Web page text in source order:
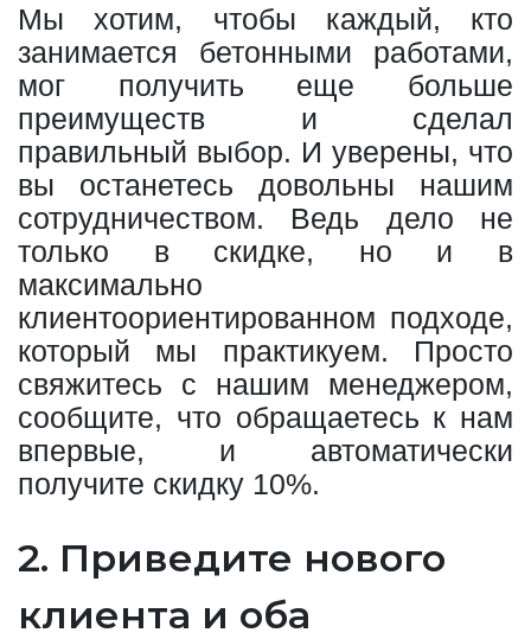
Мы хотим, чтобы каждый, кто
занимается бетонными работами,
мог получить еще больше
преимуществ и сделал
правильный выбор. И уверены, что
вы останетесь довольны нашим
сотрудничеством. Ведь дело не
только в скидке, но и в
максимально
клиентоориентированном подходе,
который мы практикуем. Просто
свяжитесь с нашим менеджером,
сообщите, что обращаетесь к нам
впервые, и автоматически
получите скидку 10%.
2. Приведите нового
клиента и оба